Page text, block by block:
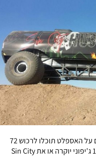
במידה ותחליטו "להשכיב" מיליון דולרים על האספלט תוכלו לרכוש 72
מכוניות מיני ידניות, 30 משפחומטיות, 12 ג'יפוני יוקרה או את Sin City